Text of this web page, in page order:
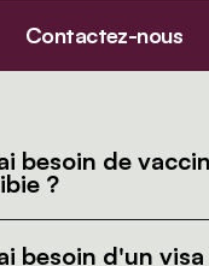
Contactez-nous
besoin de
?
besoin d'un